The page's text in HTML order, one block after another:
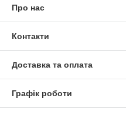
Про нас
Контакти
Доставка та оплата
Графік роботи